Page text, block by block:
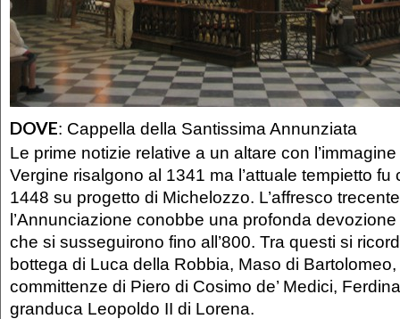
DOVE: Cappella della Santissima Annunziata
Le prime notizie relative a un altare con
Vergine risalgono al 1341 ma l’attuale tempietto fu
1448 su progetto di Michelozzo. L’affresco
l’Annunciazione conobbe una profonda
che si susseguirono fino all’800. Tra questi si
bottega di Luca della Robbia, Maso di
committenze di Piero di Cosimo de’ Medici,
granduca Leopoldo II di Lorena.